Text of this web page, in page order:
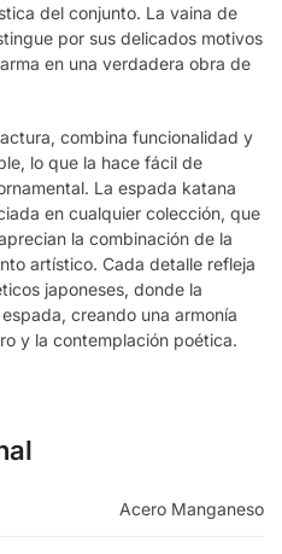
del conjunto. La vaina de
por sus delicados motivos
en una verdadera obra de
combina funcionalidad y
lo que la hace fácil de
La espada katana
en cualquier colección, que
la combinación de la
artístico. Cada detalle refleja
japoneses, donde la
creando una armonía
y la contemplación poética.
Acero Manganeso